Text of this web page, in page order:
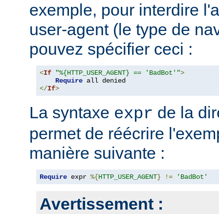
exemple, pour interdire
user-agent (le type de
pouvez spécifier ceci :
<If "%{HTTP_USER_AGENT} == 'BadBot'">
Require
</If>
La syntaxe expr de la
permet de réécrire
manière suivante :
Require expr %{HTTP_USER_AGENT} != 'BadBot'
Avertissement :